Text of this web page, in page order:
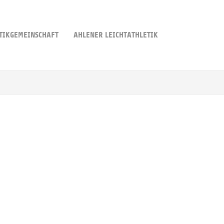
AHLENER LEICHTATHLETIK